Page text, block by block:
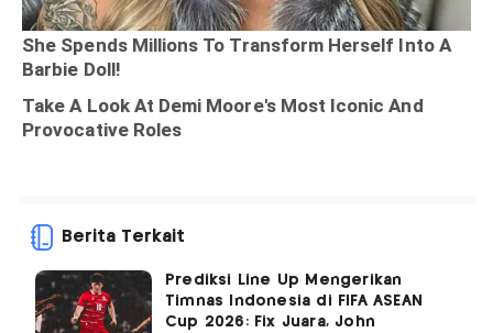
Berita Terkait
Prediksi Line Up Mengerikan
Timnas Indonesia di FIFA ASEAN
Cup 2026: Fix Juara, John